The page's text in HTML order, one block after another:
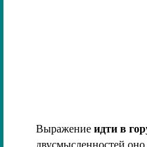
Выражениеидти в
двусмысленностей